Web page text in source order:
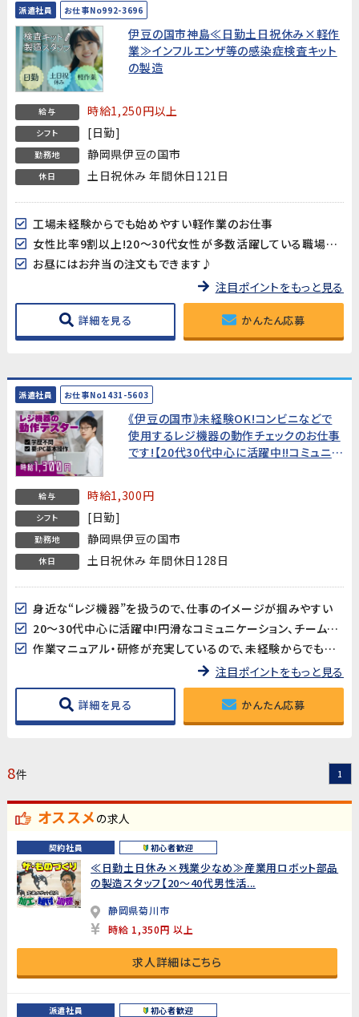
派遣社員 お仕事No992-3696
伊豆の国市神島≪日勤土日祝休み×軽作
業≫インフルエンザ等の感染症検査キット
の製造
給与 時給1,250円以上
シフト [日勤]
勤務地 静岡県伊豆の国市
休日 土日祝休み 年間休日121日
工場未経験からでも始めやすい軽作業のお仕事
女性比率9割以上!20～30代女性が多数活躍している職場です♪
お昼にはお弁当の注文もできます♪
注目ポイントをもっと見る
詳細を見る かんたん応募
派遣社員 お仕事No1431-5603
《伊豆の国市》未経験OK!コンビニなどで
使用するレジ機器の動作チェックのお仕事
です!【20代30代中心に活躍中!!コミュニケ
給与 時給1,300円
シフト [日勤]
勤務地 静岡県伊豆の国市
休日 土日祝休み 年間休日128日
身近な“レジ機器”を扱うので、仕事のイメージが掴みやすい
20～30代中心に活躍中!円滑なコミュニケーション、チームワークが心地よく、働きやすい環境♪
作業マニュアル・研修が充実しているので、未経験からでも安心してスタートできます!
注目ポイントをもっと見る
詳細を見る かんたん応募
8件 1
オススメの求人
契約社員 初心者歓迎
≪日勤土日休み×残業少なめ≫産業用ロボット部品
の製造スタッフ【20～40代男性活...
静岡県菊川市
時給 1,350円 以上
求人詳細はこちら
派遣社員 初心者歓迎